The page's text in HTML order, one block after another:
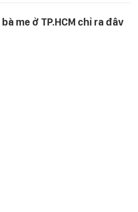
mẹ ở TP.HCM chỉ ra đây